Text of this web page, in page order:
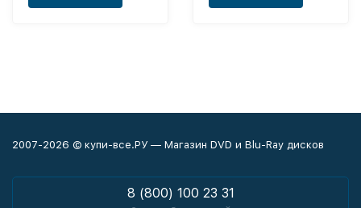
2007-2026 © купи-все.РУ — Магазин DVD и Blu-Ray дисков
8 (800) 100 23 31